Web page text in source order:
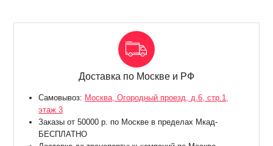
Доставка по Москве и РФ
Самовывоз: Москва, Огородный проезд, д.6, стр.1,
этаж 3
Заказы от 50000 р. по Москве в пределах Мкад-
БЕСПЛАТНО